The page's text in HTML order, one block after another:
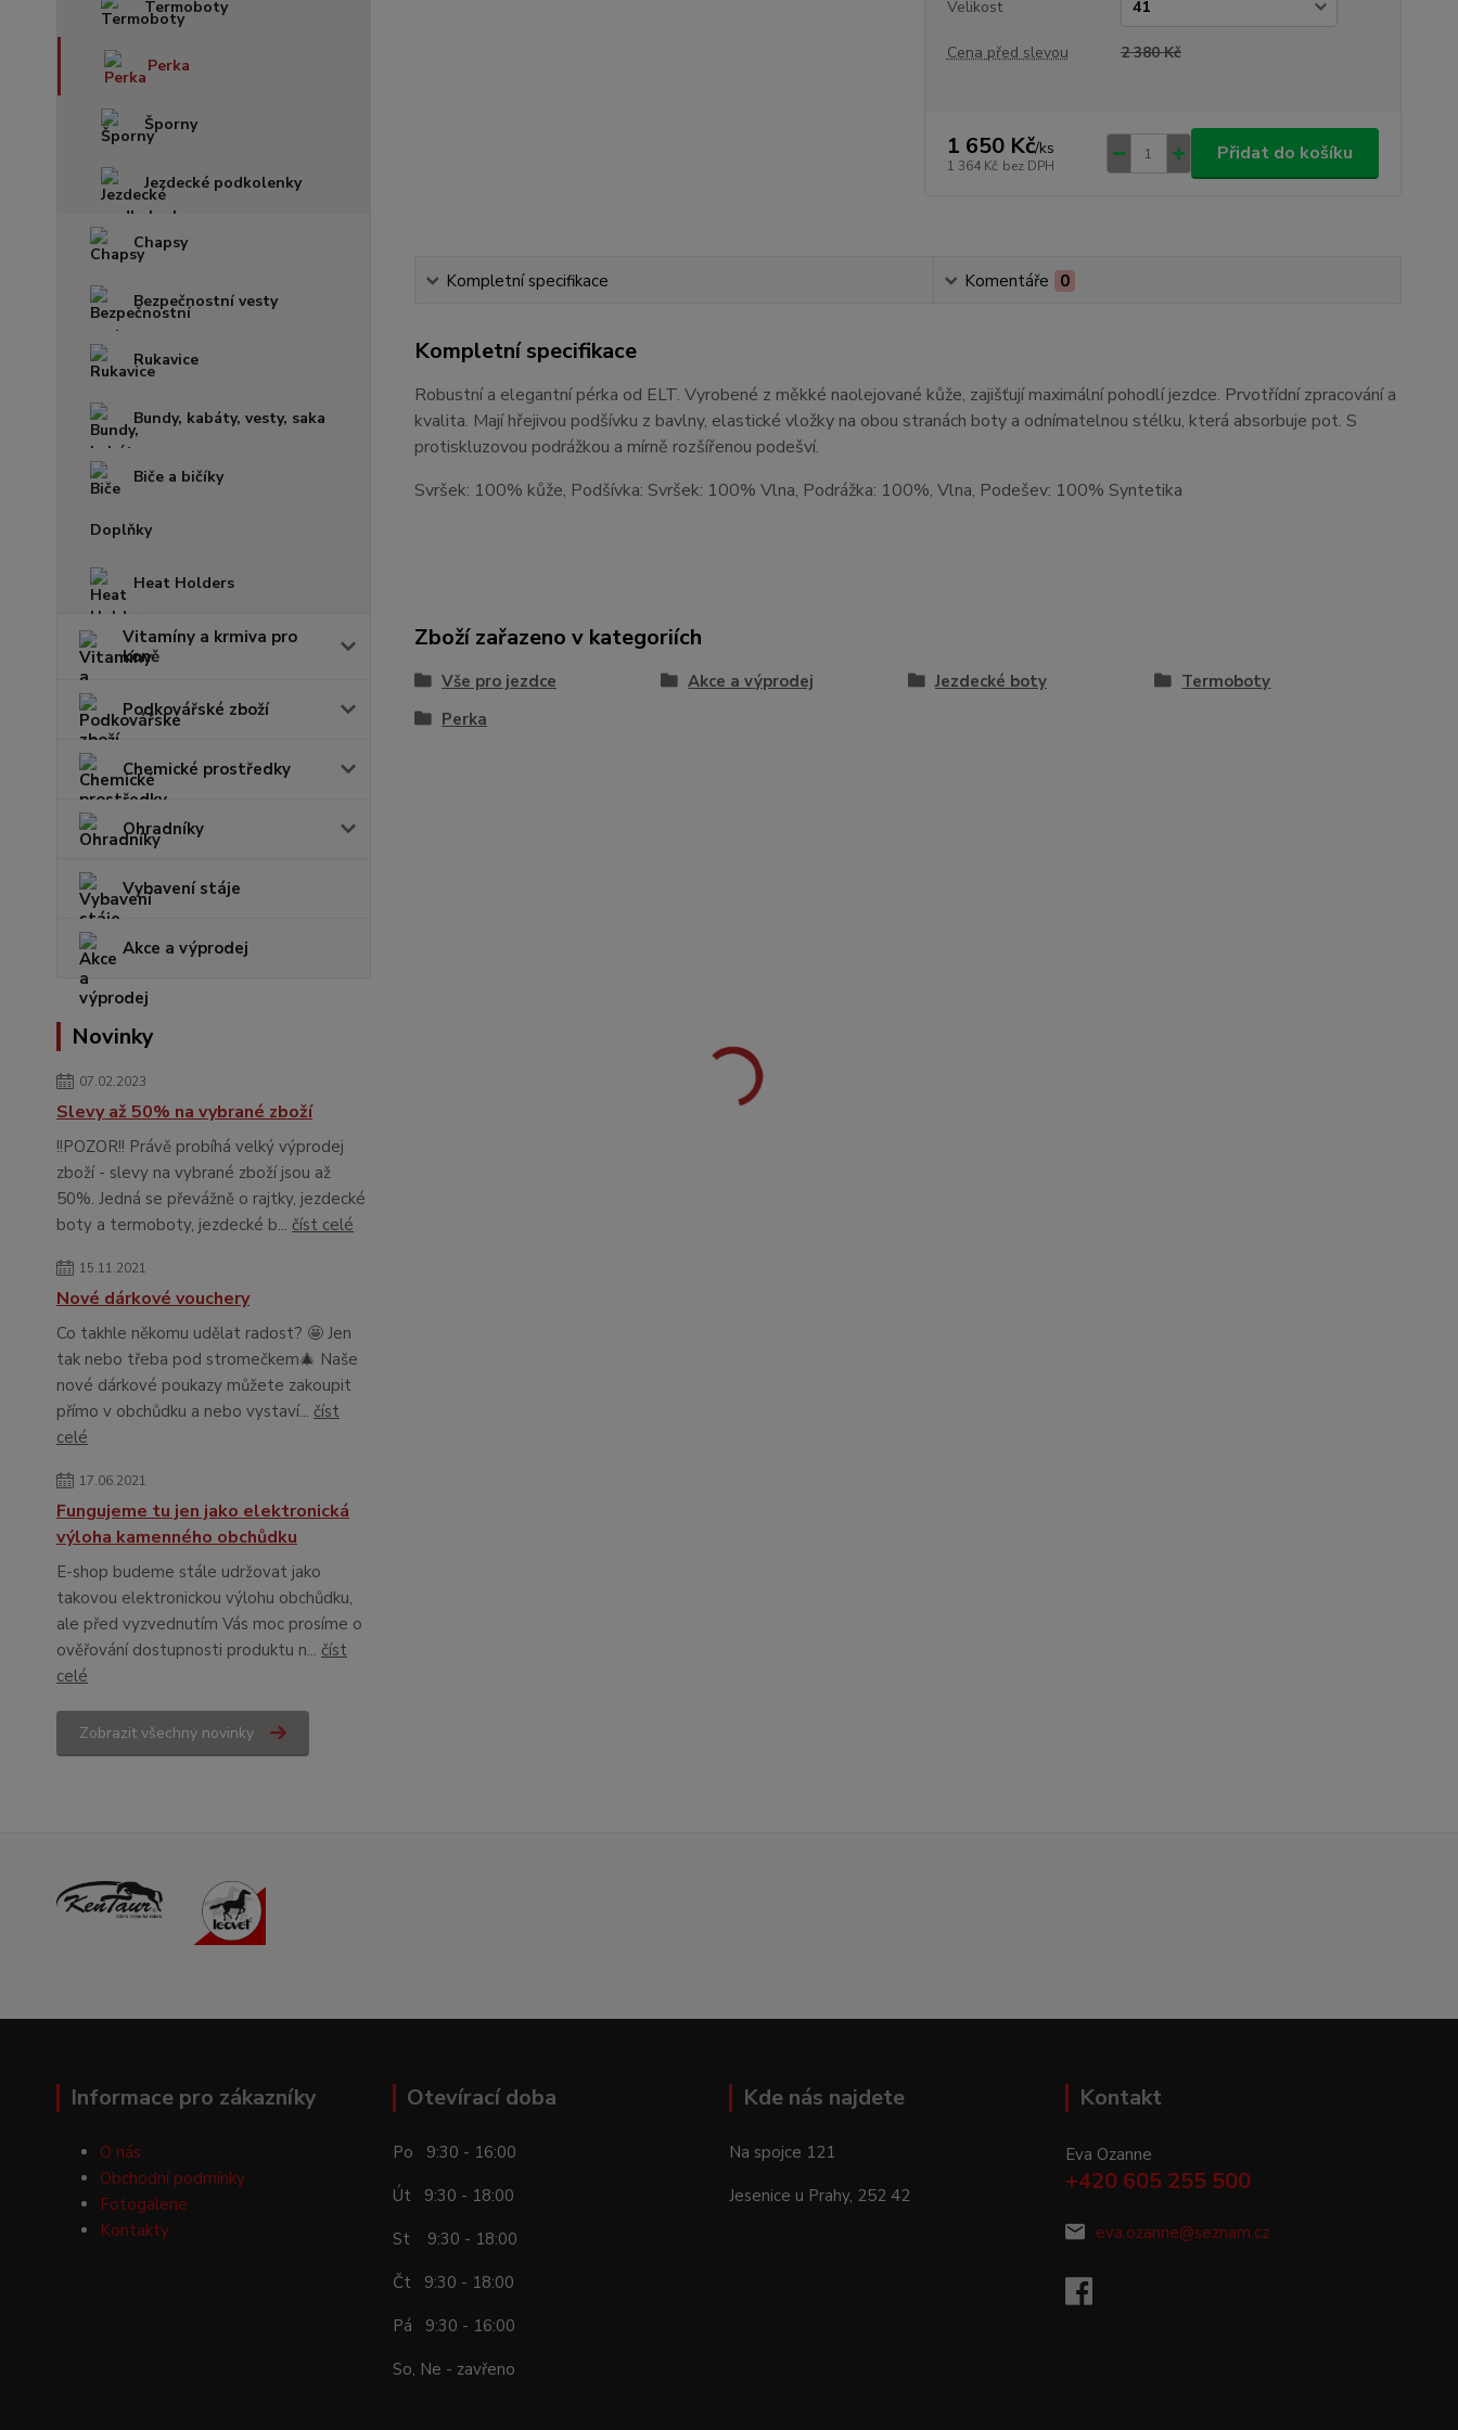
Termoboty
Perka
Šporny
Jezdecké podkolenky
Chapsy
Bezpečnostní vesty
Rukavice
Bundy, kabáty, vesty, saka
Biče a bičíky
Doplňky
Heat Holders
Vitamíny a krmiva pro
koně
Podkovářské zboží
Chemické prostředky
Ohradníky
Vybavení stáje
Akce a výprodej
Novinky
07.02.2023
Slevy až 50% na vybrané zboží
!!POZOR!! Právě probíhá velký výprodej
zboží - slevy na vybrané zboží jsou až
50%. Jedná se převážně o rajtky, jezdecké
boty a termoboty, jezdecké b... číst celé
15.11.2021
Nové dárkové vouchery
Co takhle někomu udělat radost? 🤩 Jen
tak nebo třeba pod stromečkem🎄 Naše
nové dárkové poukazy můžete zakoupit
přímo v obchůdku a nebo vystaví... číst
celé
17.06.2021
Fungujeme tu jen jako elektronická
výloha kamenného obchůdku
E-shop budeme stále udržovat jako
takovou elektronickou výlohu obchůdku,
ale před vyzvednutím Vás moc prosíme o
ověřování dostupnosti produktu n... číst
celé
Zobrazit všechny novinky
Velikost
Cena před slevou 2 380 Kč
1 650 Kč/ks
1 364 Kč bez DPH
Přidat do košíku
Kompletní specifikace Komentáře 0
Kompletní specifikace
Robustní a elegantní pérka od ELT. Vyrobené z měkké naolejované kůže, zajišťují maximální pohodlí jezdce. Prvotřídní zpracování a
kvalita. Mají hřejivou podšívku z bavlny, elastické vložky na obou stranách boty a odnímatelnou stélku, která absorbuje pot. S
protiskluzovou podrážkou a mírně rozšířenou podešví.
Svršek: 100% kůže, Podšívka: Svršek: 100% Vlna, Podrážka: 100%, Vlna, Podešev: 100% Syntetika
Zboží zařazeno v kategoriích
Vše pro jezdce Akce a výprodej Jezdecké boty
Termoboty
Perka
Informace pro zákazníky
O nás
Obchodní podmínky
Fotogalerie
Kontakty
Otevírací doba
Po 9:30 - 16:00
Út 9:30 - 18:00
St 9:30 - 18:00
Čt 9:30 - 18:00
Pá 9:30 - 16:00
So, Ne - zavřeno
Kde nás najdete
Na spojce 121
Jesenice u Prahy, 252 42
Kontakt
Eva Ozanne
+420 605 255 500
eva.ozanne@seznam.cz